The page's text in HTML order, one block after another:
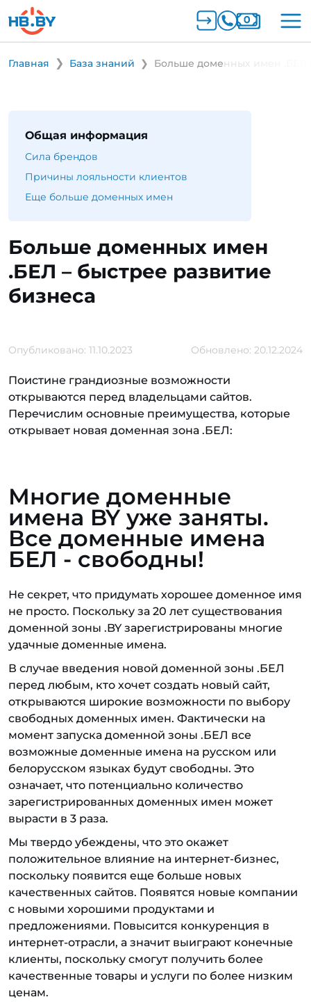
Главная База знаний Больше доменных имен .БЕЛ
Больше доменных имен
.БЕЛ – быстрее развитие
бизнеса
Опубликовано: 11.10.2023 Обновлено: 20.12.2024
Поистине грандиозные возможности
открываются перед владельцами сайтов.
Перечислим основные преимущества, которые
открывает новая доменная зона .БЕЛ:
Многие доменные
имена BY уже заняты.
Все доменные имена
БЕЛ - свободны!
Не секрет, что придумать хорошее доменное имя
не просто. Поскольку за 20 лет существования
доменной зоны .BY зарегистрированы многие
удачные доменные имена.
В случае введения новой доменной зоны .БЕЛ
перед любым, кто хочет создать новый сайт,
открываются широкие возможности по выбору
свободных доменных имен. Фактически на
момент запуска доменной зоны .БЕЛ все
возможные доменные имена на русском или
белорусском языках будут свободны. Это
означает, что потенциально количество
зарегистрированных доменных имен может
вырасти в 3 раза.
Мы твердо убеждены, что это окажет
положительное влияние на интернет-бизнес,
поскольку появится еще больше новых
качественных сайтов. Появятся новые компании
с новыми хорошими продуктами и
предложениями. Повысится конкуренция в
интернет-отрасли, а значит выиграют конечные
клиенты, поскольку смогут получить более
качественные товары и услуги по более низким
ценам.
Общая информация
Сила брендов
Причины лояльности клиентов
Еще больше доменных имен